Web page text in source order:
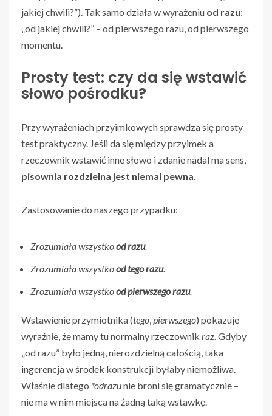
jakiej chwili?”). Tak samo działa w wyrażeniu od razu:
„od jakiej chwili?” – od pierwszego razu, od pierwszego
momentu.
Prosty test: czy da się wstawić
słowo pośrodku?
Przy wyrażeniach przyimkowych sprawdza się prosty
test praktyczny. Jeśli da się między przyimek a
rzeczownik wstawić inne słowo i zdanie nadal ma sens,
pisownia rozdzielna jest niemal pewna
Zastosowanie do naszego przypadku:
Zrozumiała wszystkood razu.
Zrozumiała wszystkood tego razu.
Zrozumiała wszystkood pierwszego razu.
Wstawienie przymiotnika (tego pierwszego) pokazuje
wyraźnie, że mamy tu normalny rzeczownik raz . Gdyby
„od razu” było jedną, nierozdzielną całością, taka
ingerencja w środek konstrukcji byłaby niemożliwa.
Właśnie dlatego *odrazunie broni się gramatycznie –
nie ma w nim miejsca na żadną taką wstawkę.